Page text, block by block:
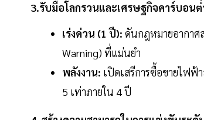
3.รับมือโลกรวนและเศรษฐกิจคาร์บอนต่
เร่งด่วน (1 ปี): ดันกฎหมายอากาศ
Warning) ที่แม่นยำ
พลังงาน: เปิดเสรีการซื้อขายไฟฟ้
5 เท่าภายใน 4 ปี